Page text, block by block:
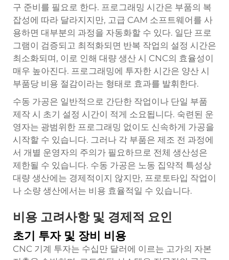
구 준비를 필요로 한다. 프로그래밍 시간은 부품의 복
잡성에 따라 달라지지만, 고급 CAM 소프트웨어를 사
용하면 대부분의 과정을 자동화할 수 있다. 일단 프로
그램이 검증되고 최적화되면 반복 작업의 설정 시간은
최소화되며, 이로 인해 대량 생산 시 CNC의 효율성이
매우 높아진다. 프로그래밍에 투자한 시간은 양산 시
부품당 비용 절감이라는 형태로 효과를 발휘한다.
수동 가공은 일반적으로 간단한 작업이나 단일 부품
제작 시 초기 설정 시간이 적게 소요됩니다. 숙련된 운
영자는 광범위한 프로그래밍 없이도 신속하게 가공을
시작할 수 있습니다. 그러나 각 부품은 제조 전 과정에
서 개별 운영자의 주의가 필요하므로 전체 생산성은
제한될 수 있습니다. 수동 가공은 노동 집약적 특성상
대량 생산에는 경제적이지 않지만, 프로토타입 작업이
나 소량 생산에서는 비용 효율적일 수 있습니다.
비용 고려사항 및 경제적 요인
초기 투자 및 장비 비용
CNC 기계 투자는 수십만 달러에 이르는 고가의 자본